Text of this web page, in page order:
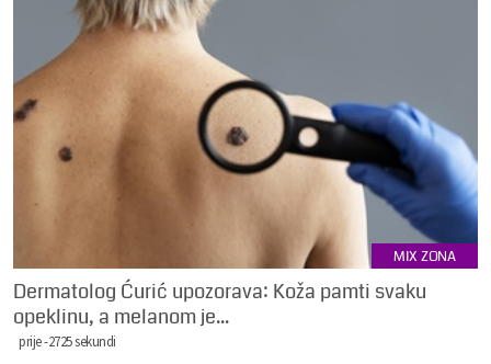
MIX ZONA
Dermatolog Ćurić upozorava: Koža pamti svaku
opeklinu, a melanom je...
prije -2725 sekundi